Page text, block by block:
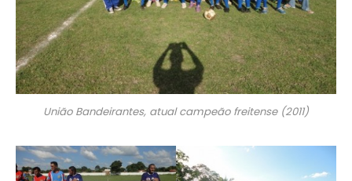
União Bandeirantes, atual campeão freitense (2011)